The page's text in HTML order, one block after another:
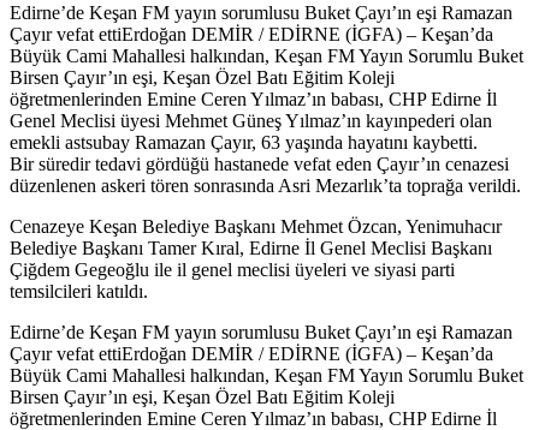
Edirne’de Keşan FM yayın sorumlusu Buket Çayı’ın eşi Ramazan
Çayır vefat ettiErdoğan DEMİR / EDİRNE (İGFA) – Keşan’da
Büyük Cami Mahallesi halkından, Keşan FM Yayın Sorumlu Buket
Birsen Çayır’ın eşi, Keşan Özel Batı Eğitim Koleji
öğretmenlerinden Emine Ceren Yılmaz’ın babası, CHP Edirne İl
Genel Meclisi üyesi Mehmet Güneş Yılmaz’ın kayınpederi olan
emekli astsubay Ramazan Çayır, 63 yaşında hayatını kaybetti.
Bir süredir tedavi gördüğü hastanede vefat eden Çayır’ın cenazesi
düzenlenen askeri tören sonrasında Asri Mezarlık’ta toprağa verildi.
Cenazeye Keşan Belediye Başkanı Mehmet Özcan, Yenimuhacır
Belediye Başkanı Tamer Kıral, Edirne İl Genel Meclisi Başkanı
Çiğdem Gegeoğlu ile il genel meclisi üyeleri ve siyasi parti
temsilcileri katıldı.
​Edirne’de Keşan FM yayın sorumlusu Buket Çayı’ın eşi Ramazan
Çayır vefat ettiErdoğan DEMİR / EDİRNE (İGFA) – Keşan’da
Büyük Cami Mahallesi halkından, Keşan FM Yayın Sorumlu Buket
Birsen Çayır’ın eşi, Keşan Özel Batı Eğitim Koleji
öğretmenlerinden Emine Ceren Yılmaz’ın babası, CHP Edirne İl